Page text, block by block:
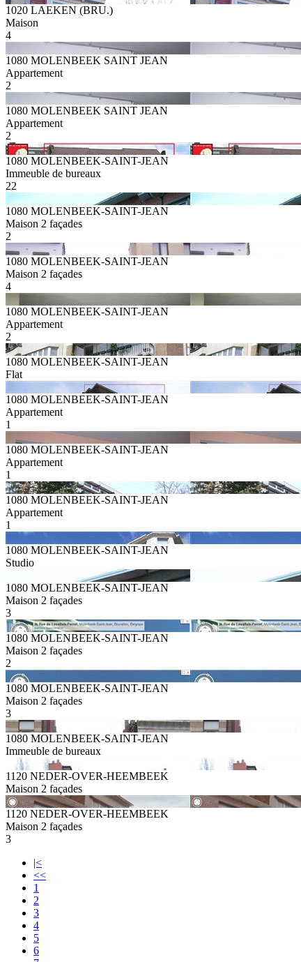
1020 LAEKEN (BRU.)
Maison
4
1080 MOLENBEEK SAINT JEAN
Appartement
2
1080 MOLENBEEK SAINT JEAN
Appartement
2
1080 MOLENBEEK-SAINT-JEAN
Immeuble de bureaux
22
1080 MOLENBEEK-SAINT-JEAN
Maison 2 façades
2
1080 MOLENBEEK-SAINT-JEAN
Maison 2 façades
4
1080 MOLENBEEK-SAINT-JEAN
Appartement
2
1080 MOLENBEEK-SAINT-JEAN
Flat
1080 MOLENBEEK-SAINT-JEAN
Appartement
1
1080 MOLENBEEK-SAINT-JEAN
Appartement
1
1080 MOLENBEEK-SAINT-JEAN
Appartement
1
1080 MOLENBEEK-SAINT-JEAN
Studio
1080 MOLENBEEK-SAINT-JEAN
Maison 2 façades
3
1080 MOLENBEEK-SAINT-JEAN
Maison 2 façades
2
1080 MOLENBEEK-SAINT-JEAN
Maison 2 façades
3
1080 MOLENBEEK-SAINT-JEAN
Immeuble de bureaux
1120 NEDER-OVER-HEEMBEEK
Maison 2 façades
1120 NEDER-OVER-HEEMBEEK
Maison 2 façades
3
|<
<<
1
2
3
4
5
6